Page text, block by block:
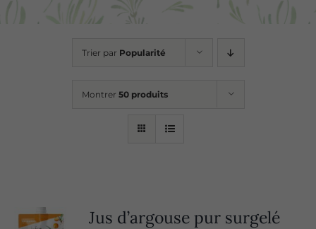
Trier par Popularité
Montrer 50 produits
Jus d’argouse pur surgelé